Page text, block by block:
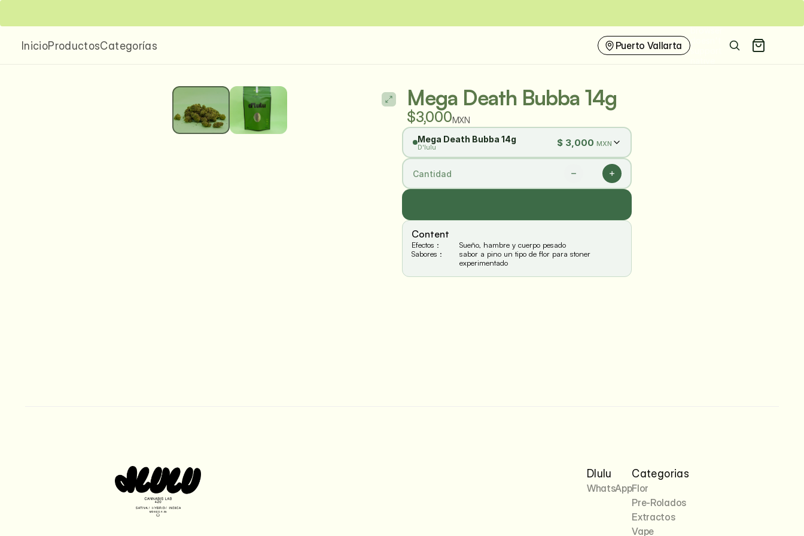
InicioProductosCategorías Puerto Vallarta
Mega Death Bubba 14g
$3,000MXN
Mega Death Bubba 14g
D'lulu $ 3,000 MXN
Cantidad
Content
Efectos :
Sueño, hambre y cuerpo pesado
Sabores :
sabor a pino un tipo de flor para stoner
experimentado
Dlulu
WhatsApp
Categorias
Flor
Pre-Rolados
Extractos
Vape